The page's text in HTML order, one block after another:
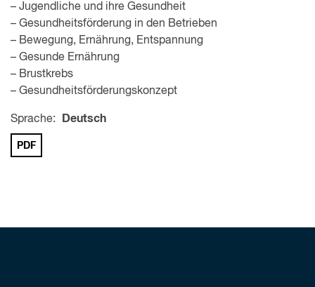
– Jugendliche und ihre Gesundheit
– Gesundheitsförderung in den Betrieben
– Bewegung, Ernährung, Entspannung
– Gesunde Ernährung
– Brustkrebs
– Gesundheitsförderungskonzept
Sprache: Deutsch
PDF